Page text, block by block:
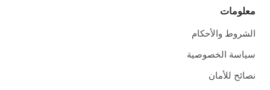
معلومات
الشروط والأحكام
سياسة الخصوصية
نصائح للأمان